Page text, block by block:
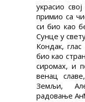
украсио
примио са
си био као
Сунце у
Кондак,
био као
сиромах, и
венац
Земљи,
радовање